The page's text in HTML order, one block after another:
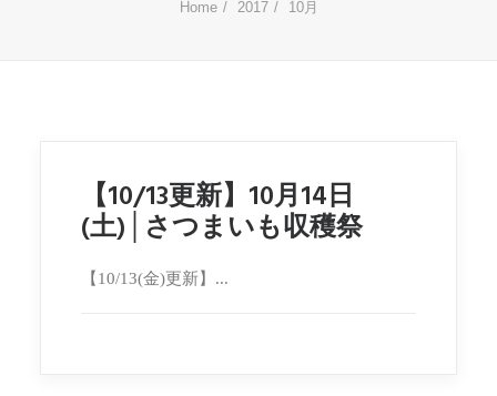
Home 2017 10月
【10/13更新】10月14日
(土)│さつまいも収穫祭
【10/13(金)更新】...